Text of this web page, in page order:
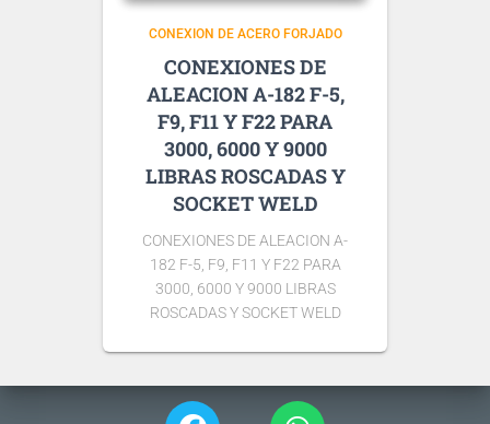
CONEXION DE ACERO FORJADO
CONEXIONES DE
ALEACION A-182 F-5,
F9, F11 Y F22 PARA
3000, 6000 Y 9000
LIBRAS ROSCADAS Y
SOCKET WELD
CONEXIONES DE ALEACION A-
182 F-5, F9, F11 Y F22 PARA
3000, 6000 Y 9000 LIBRAS
ROSCADAS Y SOCKET WELD